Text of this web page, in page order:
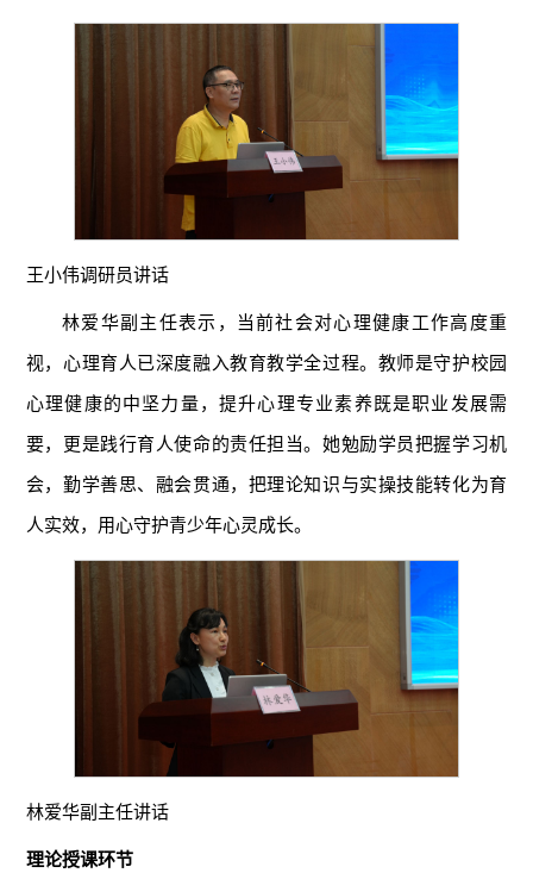
王小伟调研员讲话
林爱华副主任表示，当前社会对心理健康工作高度重
视，心理育人已深度融入教育教学全过程。教师是守护校园
心理健康的中坚力量，提升心理专业素养既是职业发展需
要，更是践行育人使命的责任担当。她勉励学员把握学习机
会，勤学善思、融会贯通，把理论知识与实操技能转化为育
人实效，用心守护青少年心灵成长。
林爱华副主任讲话
理论授课环节